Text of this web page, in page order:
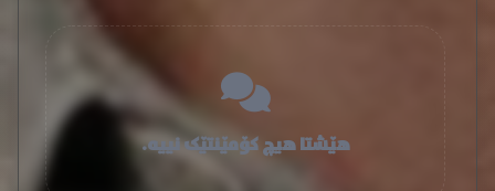
هێشتا هیچ کۆمێنتێک نییە.